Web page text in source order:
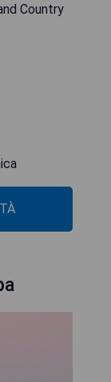
Country